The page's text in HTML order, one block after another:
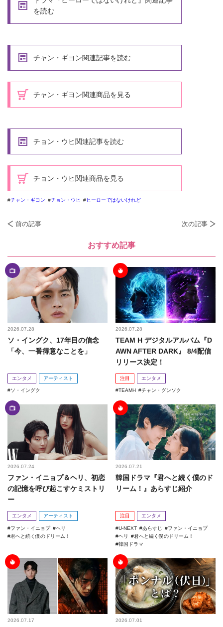
を読む
チャン・ギヨン関連記事を読む
チャン・ギヨン関連商品を見る
チョン・ウヒ関連記事を読む
チョン・ウヒ関連商品を見る
チャン・ギヨン チョン・ウヒ ヒーローではないけれど
前の記事 次の記事
おすすめ記事
2026.07.28
ソ・イングク、17年目の信念
「今、一番得意なことを」
エンタメ アーティスト
ソ・イングク
2026.07.28
TEAM H デジタルアルバム『D
AWN AFTER DARK』 8/4配信
リリース決定！
注目 エンタメ
TEAMH チャン・グンソク
2026.07.24
ファン・イニョプ＆ヘリ、初恋
の記憶を呼び起こすケミストリ
ー
エンタメ アーティスト
ファン・イニョプ
ヘリ
君へと続く僕のドリーム！
2026.07.21
韓国ドラマ『君へと続く僕のド
リーム！』あらすじ紹介
注目 エンタメ
U-NEXT あらすじ
ファン・イニョプ
ヘリ
君へと続く僕のドリーム！
韓国ドラマ
2026.07.17 2026.07.01